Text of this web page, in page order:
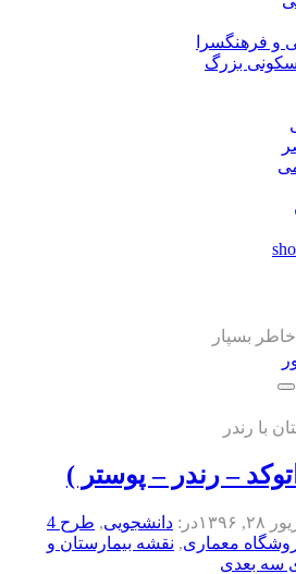
و فرهنگسرا
بزرگ
بسپار
با رندر
– رندر – پوستر )
۱۳۹۶ در: دانشجویی,
طرح 4
معماری, نقشه بیمارستان و
سه بعدی